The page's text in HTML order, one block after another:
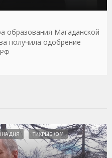
образования Магаданской
получила одобрение
ДНЯ ТИХРЫБКОМ